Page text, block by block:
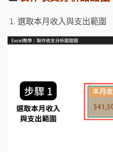
選取本月收入與支出範圍